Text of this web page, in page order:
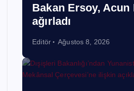
Bakan Ersoy, Acun
ağırladı
Editör Ağustos 8, 2026